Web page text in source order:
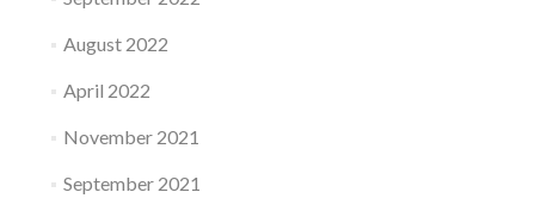
August 2022
April 2022
November 2021
September 2021